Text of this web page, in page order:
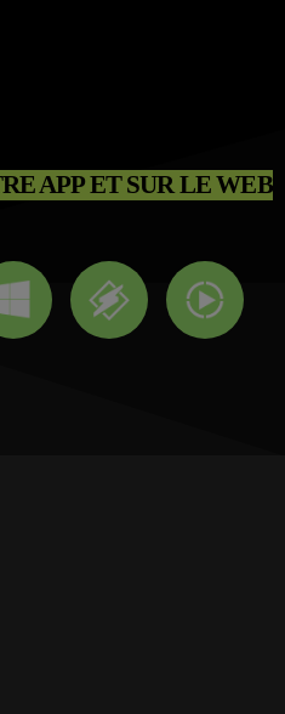
APP ET SUR LE WEB